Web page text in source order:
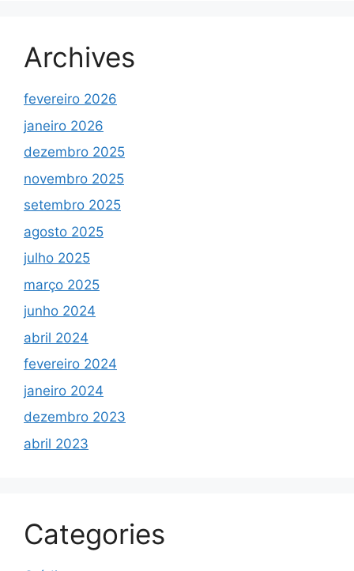
Archives
fevereiro 2026
janeiro 2026
dezembro 2025
novembro 2025
setembro 2025
agosto 2025
julho 2025
março 2025
junho 2024
abril 2024
fevereiro 2024
janeiro 2024
dezembro 2023
abril 2023
Categories